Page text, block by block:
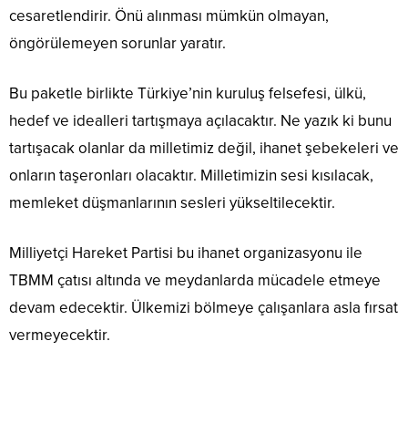
cesaretlendirir. Önü alınması mümkün olmayan,
öngörülemeyen sorunlar yaratır.
Bu paketle birlikte Türkiye’nin kuruluş felsefesi, ülkü,
hedef ve idealleri tartışmaya açılacaktır. Ne yazık ki bunu
tartışacak olanlar da milletimiz değil, ihanet şebekeleri ve
onların taşeronları olacaktır. Milletimizin sesi kısılacak,
memleket düşmanlarının sesleri yükseltilecektir.
Milliyetçi Hareket Partisi bu ihanet organizasyonu ile
TBMM çatısı altında ve meydanlarda mücadele etmeye
devam edecektir. Ülkemizi bölmeye çalışanlara asla fırsat
vermeyecektir.